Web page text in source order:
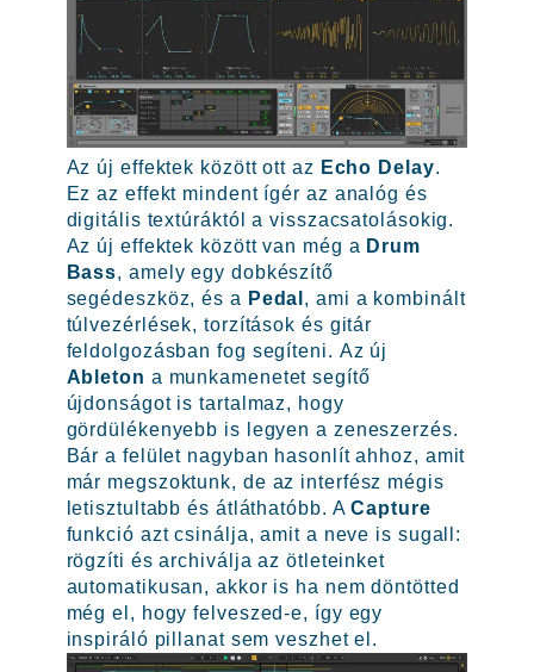
Az új effektek között ott az Echo Delay.
Ez az effekt mindent ígér az analóg és
digitális textúráktól a visszacsatolásokig.
Az új effektek között van még a Drum
Bass, amely egy dobkészítő
segédeszköz, és a Pedal , ami a kombinált
túlvezérlések, torzítások és gitár
feldolgozásban fog segíteni. Az új
Ableton a munkamenetet segítő
újdonságot is tartalmaz, hogy
gördülékenyebb is legyen a zeneszerzés.
Bár a felület nagyban hasonlít ahhoz, amit
már megszoktunk, de az interfész mégis
letisztultabb és átláthatóbb. ACapture
funkció azt csinálja, amit a neve is sugall:
rögzíti és archiválja az ötleteinket
automatikusan, akkor is ha nem döntötted
még el, hogy felveszed-e, így egy
inspiráló pillanat sem veszhet el.